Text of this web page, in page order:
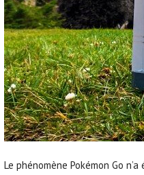
Le phénomène Pokémon Go